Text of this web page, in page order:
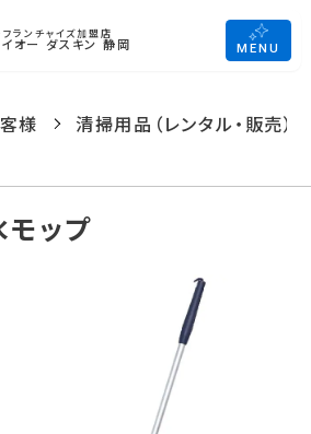
ランチャイズ加盟店
オー ダスキン 静岡 MENU
様 清掃用品（レンタル・販売）
モップ